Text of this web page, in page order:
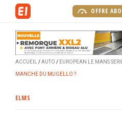
OFFRE
ACCUEIL AUTO EUROPEAN LE MANS
MANCHE DU MUGELLO ?
ELMS